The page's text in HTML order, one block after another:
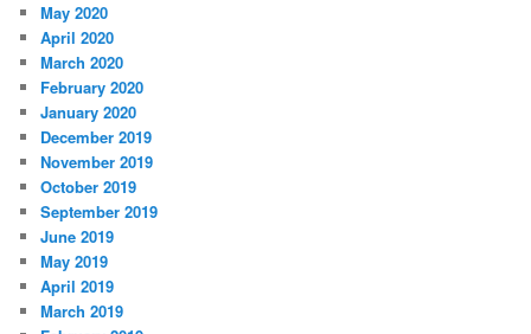
May 2020
April 2020
March 2020
February 2020
January 2020
December 2019
November 2019
October 2019
September 2019
June 2019
May 2019
April 2019
March 2019